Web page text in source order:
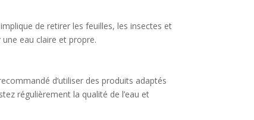
de retirer les feuilles, les insectes et
eau claire et propre.
d’utiliser des produits adaptés
régulièrement la qualité de l’eau et